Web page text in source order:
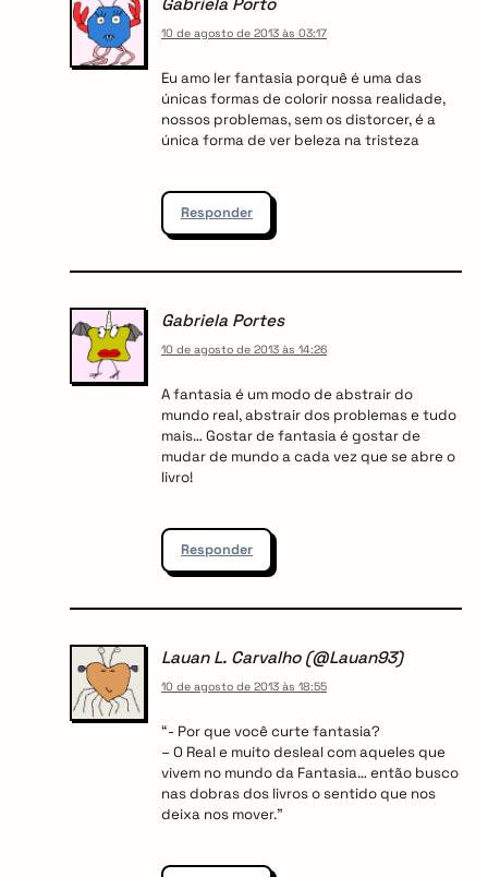
10 de agosto de 2013 às 03:17
Eu amo ler fantasia porquê é uma das
únicas formas de colorir nossa realidade,
nossos problemas, sem os distorcer, é a
única forma de ver beleza na tristeza
Responder
Gabriela Portes
10 de agosto de 2013 às 14:26
A fantasia é um modo de abstrair do
mundo real, abstrair dos problemas e tudo
mais… Gostar de fantasia é gostar de
mudar de mundo a cada vez que se abre o
livro!
Responder
Lauan L. Carvalho (@Lauan93)
10 de agosto de 2013 às 18:55
“- Por que você curte fantasia?
– O Real e muito desleal com aqueles que
vivem no mundo da Fantasia… então busco
nas dobras dos livros o sentido que nos
deixa nos mover.”